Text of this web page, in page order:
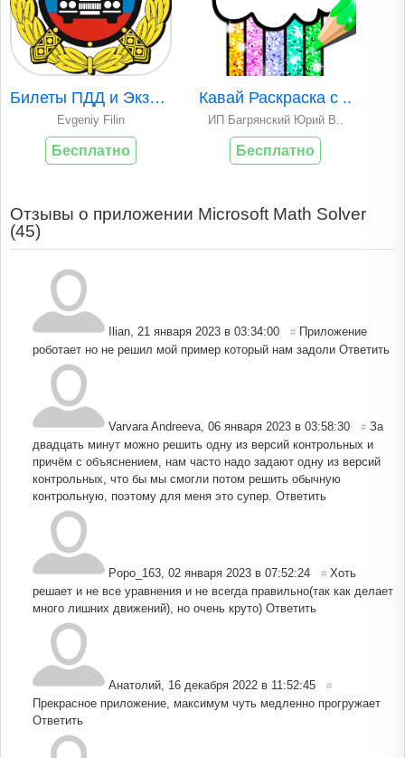
Билеты ПДД и Экзам..
Evgeniy Filin
Бесплатно
Кавай Раскраска с ..
ИП Багрянский Юрий В..
Бесплатно
Отзывы о приложении Microsoft Math Solver
(45)
Ilian, 21 января 2023 в 03:34:00 # Приложение
роботает но не решил мой пример который нам задоли Ответить
Varvara Andreeva, 06 января 2023 в 03:58:30 # За
двадцать минут можно решить одну из версий контрольных и
причём с объяснением, нам часто надо задают одну из версий
контрольных, что бы мы смогли потом решить обычную
контрольную, поэтому для меня это супер. Ответить
Popo_163, 02 января 2023 в 07:52:24 # Хоть
решает и не все уравнения и не всегда правильно(так как делает
много лишних движений), но очень круто) Ответить
Анатолий, 16 декабря 2022 в 11:52:45 #
Прекрасное приложение, максимум чуть медленно прогружает
Ответить